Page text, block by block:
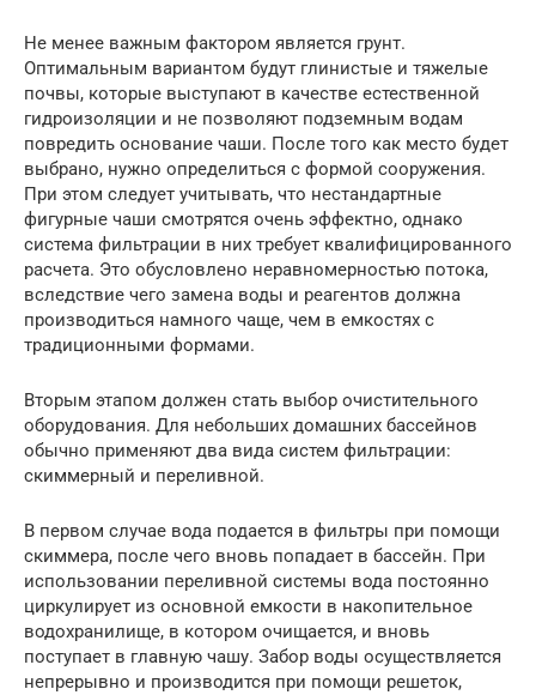
Не менее важным фактором является грунт.
Оптимальным вариантом будут глинистые и тяжелые
почвы, которые выступают в качестве естественной
гидроизоляции и не позволяют подземным водам
повредить основание чаши. После того как место будет
выбрано, нужно определиться с формой сооружения.
При этом следует учитывать, что нестандартные
фигурные чаши смотрятся очень эффектно, однако
система фильтрации в них требует квалифицированного
расчета. Это обусловлено неравномерностью потока,
вследствие чего замена воды и реагентов должна
производиться намного чаще, чем в емкостях с
традиционными формами.
Вторым этапом должен стать выбор очистительного
оборудования. Для небольших домашних бассейнов
обычно применяют два вида систем фильтрации:
скиммерный и переливной.
В первом случае вода подается в фильтры при помощи
скиммера, после чего вновь попадает в бассейн. При
использовании переливной системы вода постоянно
циркулирует из основной емкости в накопительное
водохранилище, в котором очищается, и вновь
поступает в главную чашу. Забор воды осуществляется
непрерывно и производится при помощи решеток,